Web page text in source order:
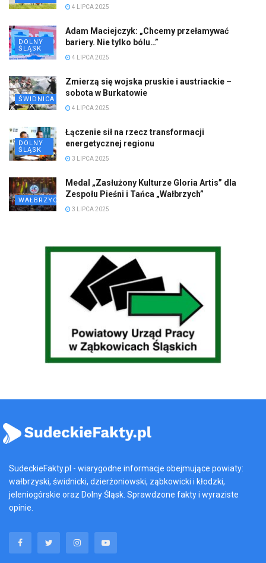
4 LIPCA 2025
DOLNY
ŚLĄSK
Adam Maciejczyk: „Chcemy przełamywać
bariery. Nie tylko bólu…”
4 LIPCA 2025
ŚWIDNICA
Zmierzą się wojska pruskie i austriackie –
sobota w Burkatowie
4 LIPCA 2025
DOLNY
ŚLĄSK
Łączenie sił na rzecz transformacji
energetycznej regionu
3 LIPCA 2025
WAŁBRZYCH
Medal „Zasłużony Kulturze Gloria Artis” dla
Zespołu Pieśni i Tańca „Wałbrzych”
3 LIPCA 2025
SudeckieFakty.pl - wiarygodne informacje obejmujące powiaty:
wałbrzyski, świdnicki, dzierżoniowski, ząbkowicki i kłodzki,
jeleniogórskie oraz Dolny Śląsk. Sprawdzone fakty i wyraziste
opinie.